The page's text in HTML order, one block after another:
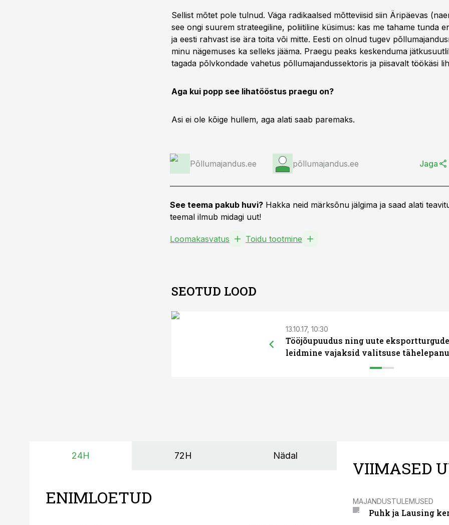
Sellist mõtet pole tulnud. Väga radikaalsed mõtteviisid siin Äripäevas
see ongi suurem strateegiline, poliitiline küsimus: kas me tahame tunda
ja eesti rahvast ise ära toita või mitte. Eesti on olnud tugev
minu nägemuses ka selleks jääma. Praegu peaks keskenduma
tagada põlvkondade vahetus põllumajandussektoris ja piisavalt töökäsi
Aga kui popp see lihatööstus praegu on?
Asi ei ole kõige hullem, aga alati saab paremaks.
Põllumajandus.ee põllumajandus.ee Jaga
See teema pakub huvi? Hakka neid märksõnu jälgima ja saad alati
teemal ilmub midagi uut!
Loomakasvatus Toidu tootmine
SEOTUD LOOD
13.10.17, 10:30
Tööjõupuudus ning uute eksportturgude
leidmine vajaksid valitsuse tähelepanu
24H 72H Nädal
ENIMLOETUD
VIIMASED
MAJANDUSTULEMUSED
Puhk ja Lausing